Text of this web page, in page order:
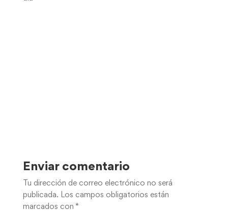
Enviar comentario
Tu dirección de correo electrónico no será
publicada.
Los campos obligatorios están
marcados con *